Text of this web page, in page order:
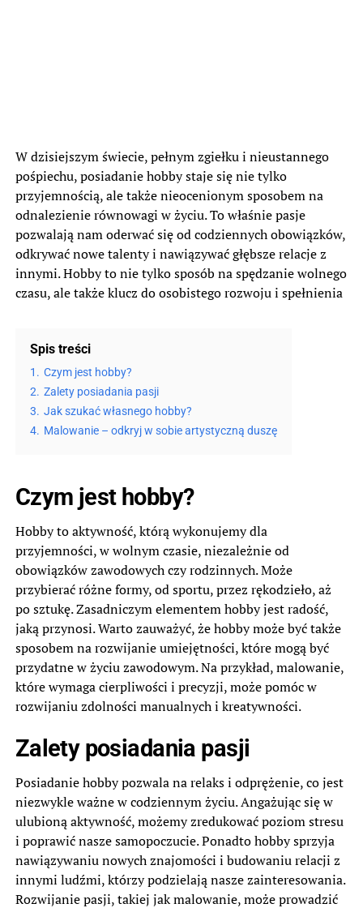
W dzisiejszym świecie, pełnym zgiełku i nieustannego
pośpiechu, posiadanie hobby staje się nie tylko
przyjemnością, ale także nieocenionym sposobem na
odnalezienie równowagi w życiu. To właśnie pasje
pozwalają nam oderwać się od codziennych obowiązków,
odkrywać nowe talenty i nawiązywać głębsze relacje z
innymi. Hobby to nie tylko sposób na spędzanie wolnego
czasu, ale także klucz do osobistego rozwoju i spełnienia
Spis treści
1. Czym jest hobby?
2. Zalety posiadania pasji
3. Jak szukać własnego hobby?
4. Malowanie – odkryj w sobie artystyczną duszę
Czym jest hobby?
Hobby to aktywność, którą wykonujemy dla
przyjemności, w wolnym czasie, niezależnie od
obowiązków zawodowych czy rodzinnych. Może
przybierać różne formy, od sportu, przez rękodzieło, aż
po sztukę. Zasadniczym elementem hobby jest radość,
jaką przynosi. Warto zauważyć, że hobby może być także
sposobem na rozwijanie umiejętności, które mogą być
przydatne w życiu zawodowym. Na przykład, malowanie,
które wymaga cierpliwości i precyzji, może pomóc w
rozwijaniu zdolności manualnych i kreatywności.
Zalety posiadania pasji
Posiadanie hobby pozwala na relaks i odprężenie, co jest
niezwykle ważne w codziennym życiu. Angażując się w
ulubioną aktywność, możemy zredukować poziom stresu
i poprawić nasze samopoczucie. Ponadto hobby sprzyja
nawiązywaniu nowych znajomości i budowaniu relacji z
innymi ludźmi, którzy podzielają nasze zainteresowania.
Rozwijanie pasji, takiej jak malowanie, może prowadzić